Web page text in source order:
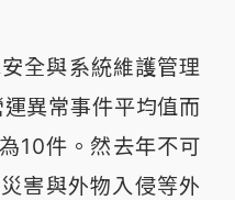
全與系統維護管理
異常事件平均值而
10件。然去年不可
害與外物入侵等外